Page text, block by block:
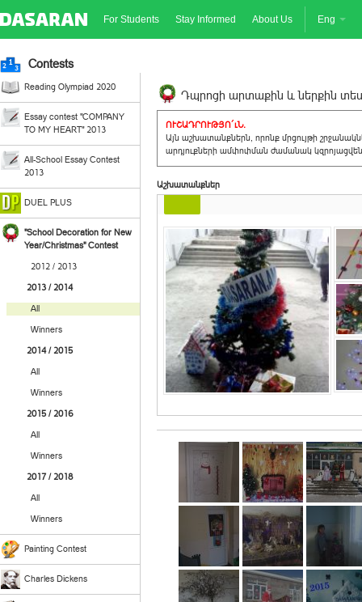
For Students Stay Informed About Us Eng
Contests
Reading Olympiad 2020
Essay contest "COMPANY
TO MY HEART" 2013
All-School Essay Contest
2013
DUEL PLUS
"School Decoration for New
Year/Christmas" Contest
2012 / 2013
2013 / 2014
All
Winners
2014 / 2015
All
Winners
2015 / 2016
All
Winners
2017 / 2018
All
Winners
Painting Contest
Charles Dickens
Դպրոցի արտաքին և ներքին
ՈՒՇԱԴՐՈՒԹՅՈ´ւՆ.
Այն աշխատանքներն, որոնք մրցույթի
արդյուքների ամփոփման ժամանակ
Աշխատանքներ